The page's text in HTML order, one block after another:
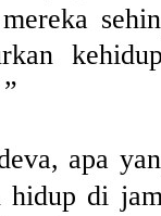
apa
hidup di